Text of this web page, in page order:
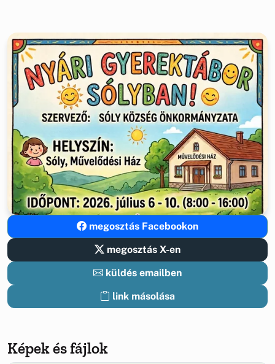
megosztás Facebookon
megosztás X-en
küldés emailben
link másolása
Képek és fájlok